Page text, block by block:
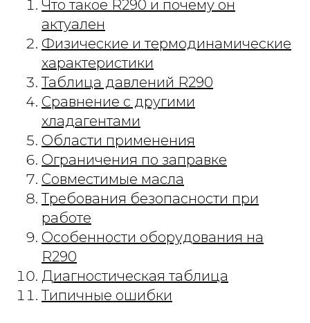
Что такое R290 и почему он
актуален
Физические и термодинамические
характеристики
Таблица давлений R290
Сравнение с другими
хладагентами
Области применения
Ограничения по заправке
Совместимые масла
Требования безопасности при
работе
Особенности оборудования на
R290
Диагностическая таблица
Типичные ошибки